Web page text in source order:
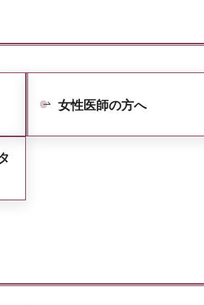
女性医師の方へ